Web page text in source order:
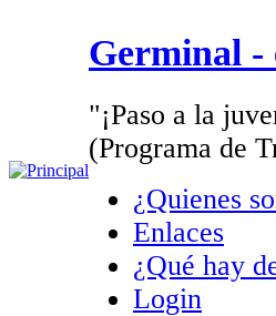
Germinal -
"¡Paso a la
(Programa de
¿Quienes
Enlaces
¿Qué hay
Login